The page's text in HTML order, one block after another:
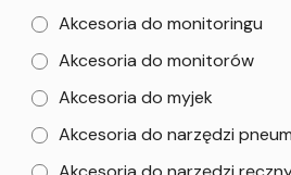
Akcesoria do monitoringu
Akcesoria do monitorów
Akcesoria do myjek
Akcesoria do narzędzi